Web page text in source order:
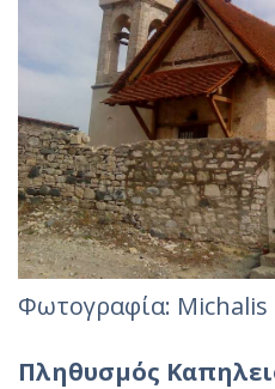
Φωτογραφία: Michalis
Πληθυσμός